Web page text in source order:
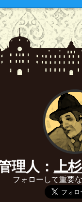
理人： 上
フォローして重要